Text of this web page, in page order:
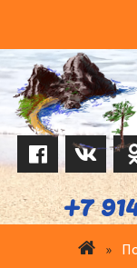
Перейти
к
содержимому
+7
»